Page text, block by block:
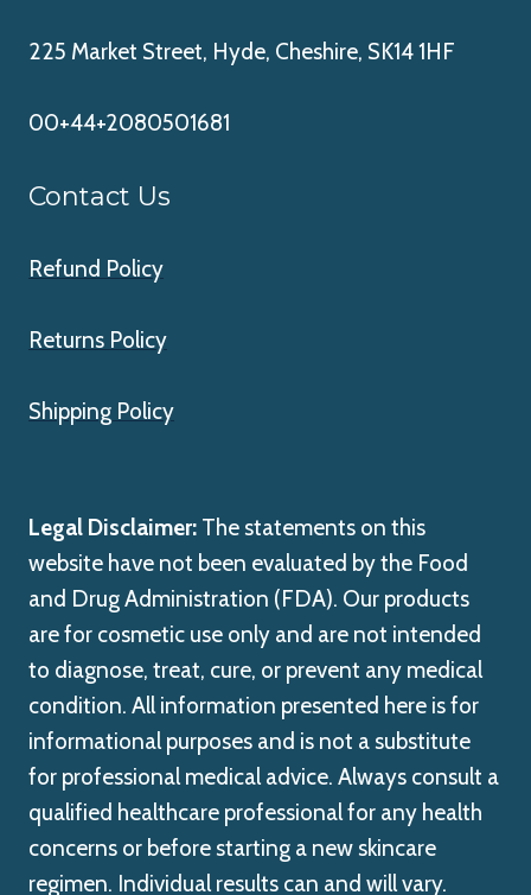
225 Market Street, Hyde, Cheshire, SK14 1HF
00+44+2080501681
Contact Us
Refund Policy
Returns Policy
Shipping Policy
Legal Disclaimer: The statements on this
website have not been evaluated by the Food
and Drug Administration (FDA). Our products
are for cosmetic use only and are not intended
to diagnose, treat, cure, or prevent any medical
condition. All information presented here is for
informational purposes and is not a substitute
for professional medical advice. Always consult a
qualified healthcare professional for any health
concerns or before starting a new skincare
regimen. Individual results can and will vary.